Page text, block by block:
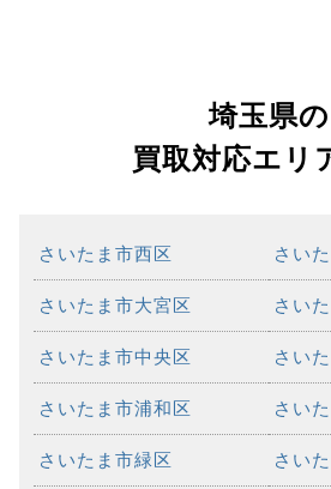
埼玉県の
買取対応エリ
さいたま市西区 さい
さいたま市大宮区 さい
さいたま市中央区 さい
さいたま市浦和区 さい
さいたま市緑区 さい